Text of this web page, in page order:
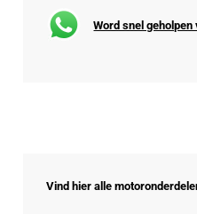
Word snel
Vind hier alle